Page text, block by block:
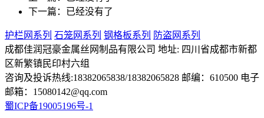
下一篇：已经没有了
护栏网系列 石笼网系列 钢格板系列
防盗网系列
成都佳润冠豪金属丝网制品有限公司 地址: 四川省成都市新都
区新繁镇民印村六组
咨询及投诉热线:18382065838/18382065828 邮编：610500 电子
邮箱：15080142@qq.com
蜀ICP备19005196号-1